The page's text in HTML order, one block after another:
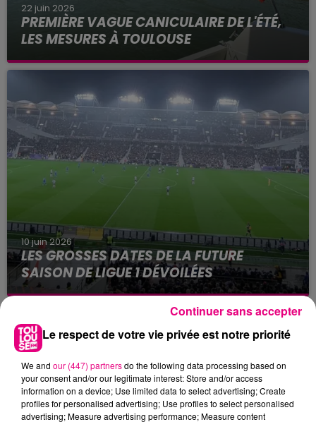
22 juin 2026
PREMIÈRE VAGUE CANICULAIRE DE L'ÉTÉ,
LES MESURES À TOULOUSE
Alors que les températures frôlent les 40 degrés
ce lundi 22 juin 2026 à Toulouse, Météo France
place la Haute-Garonne et 48 autres
départements en alerte...
10 juin 2026
LES GROSSES DATES DE LA FUTURE
SAISON DE LIGUE 1 DÉVOILÉES
Parmi les grosses dates de la saison à venir, une
ultime journée au Parc des Princes en mai
prochain.
Le respect de votre vie privée est notre priorité
We and our (447) partnersdo the following data processing based on
your consent and/or our legitimate interest: Store and/or access
information on a device; Use limited data to select advertising; Create
profiles for personalised advertising; Use profiles to select personalised
advertising; Measure advertising performance; Measure content
Continuer sans accepter